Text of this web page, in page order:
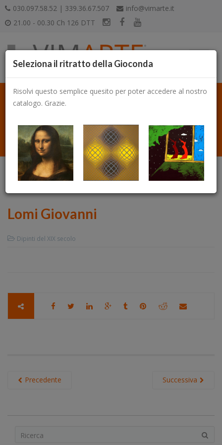
030.097.58.52 | 339.36.67.507
info@vimarte.it
21.00 - 00.30 Ch 126 DTT
Lomi Giovanni
Dipinti del XIX secolo
Successiva
Precedente
Seleziona il ritratto della Gioconda
Risolvi questo semplice quesito per poter accedere al nostro
catalogo. Grazie.